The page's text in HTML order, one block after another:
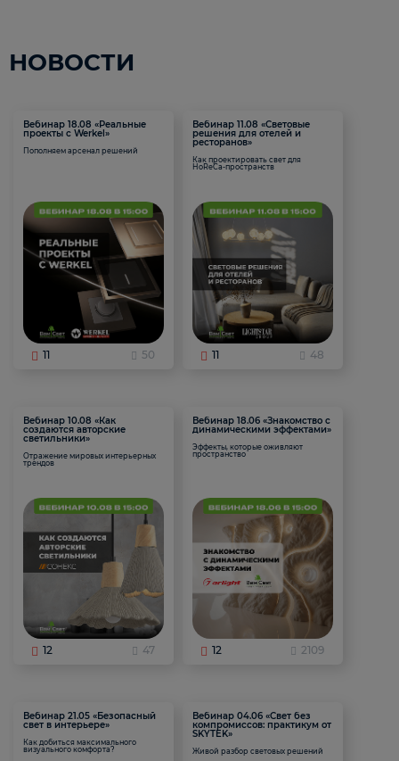
НОВОСТИ
Вебинар 18.08 «Реальные
проекты с Werkel»
Пополняем арсенал решений
11 50
Вебинар 11.08 «Световые
решения для отелей и
ресторанов»
Как проектировать свет для
HoReCa-пространств
11 48
Вебинар 10.08 «Как
создаются авторские
светильники»
Отражение мировых интерьерных
трендов
12 47
Вебинар 18.06 «Знакомство с
динамическими эффектами»
Эффекты, которые оживляют
пространство
12 2109
Вебинар 21.05 «Безопасный
свет в интерьере»
Как добиться максимального
визуального комфорта?
Вебинар 04.06 «Свет без
компромиссов: практикум от
SKYTEK»
Живой разбор световых решений